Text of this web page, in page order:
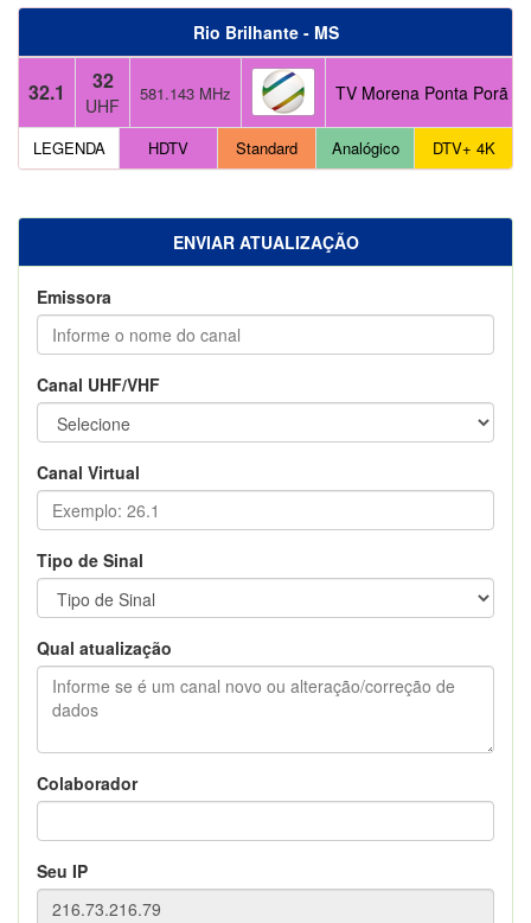
Rio Brilhante - MS
32.1 32
UHF
581.143 MHz TV Morena Ponta Porã
LEGENDA HDTV Standard Analógico DTV+ 4K
ENVIAR ATUALIZAÇÃO
Emissora
Canal UHF/VHF
Canal Virtual
Tipo de Sinal
Qual atualização
Colaborador
Seu IP